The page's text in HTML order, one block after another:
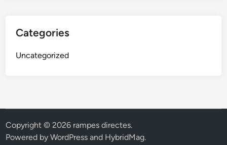
Categories
Uncategorized
Copyright © 2026 rampes directes.
Powered byWordPress and HybridMag.